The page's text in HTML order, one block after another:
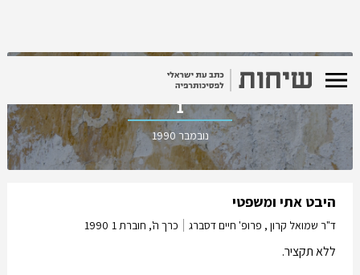
כרך ה', חוברת
1
נובמבר 1990
היבט אתי ומשפטי
ד"ר שמואל קרון , פרופ' חיים דסברג כרך ה', חוברת 1 1990
ללא תקציר.